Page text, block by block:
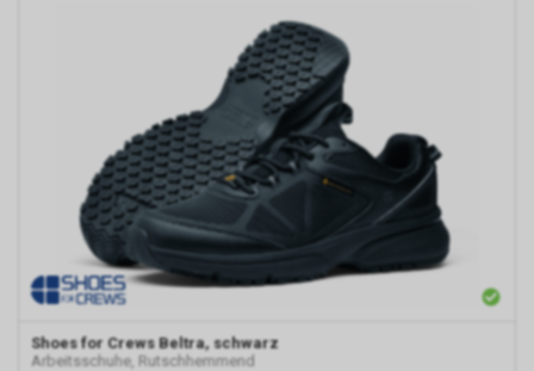
Shoes for Crews Beltra, schwarz
Arbeitsschuhe, Rutschhemmend